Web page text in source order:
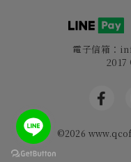
電子信箱：
2017
©2026